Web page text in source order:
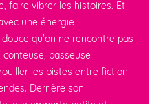
faire vibrer les histoires. Et
une énergie
qu’on ne rencontre pas
passeuse
les pistes entre fiction
Derrière son